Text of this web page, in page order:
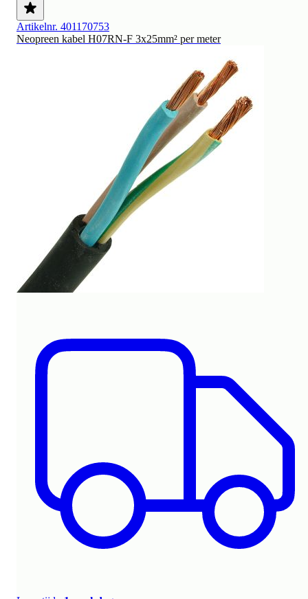
Artikelnr. 401170753
Neopreen kabel H07RN-F 3x25mm² per meter